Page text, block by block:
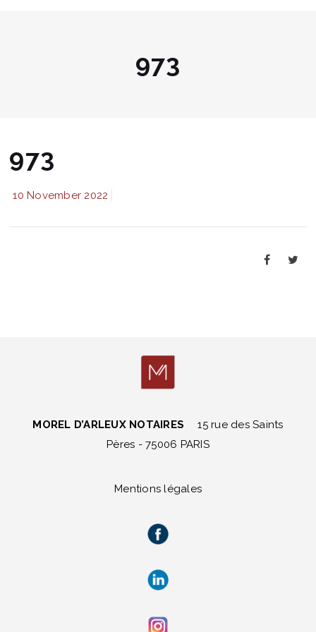
973
973
10 November 2022
MOREL D’ARLEUX NOTAIRES
15 rue des Saints
Pères - 75006 PARIS
Mentions légales